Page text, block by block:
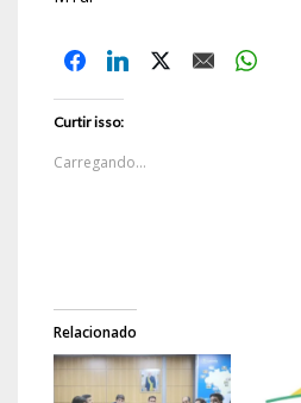
Curtir isso:
Carregando...
Relacionado